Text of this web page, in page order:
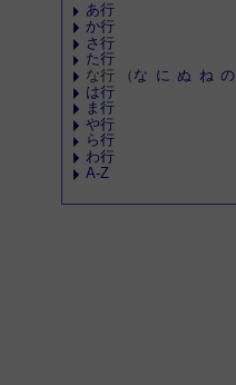
あ行
か行
さ行
た行
な行 （ な に ぬ ね の
は行
ま行
や行
ら行
わ行
A-Z